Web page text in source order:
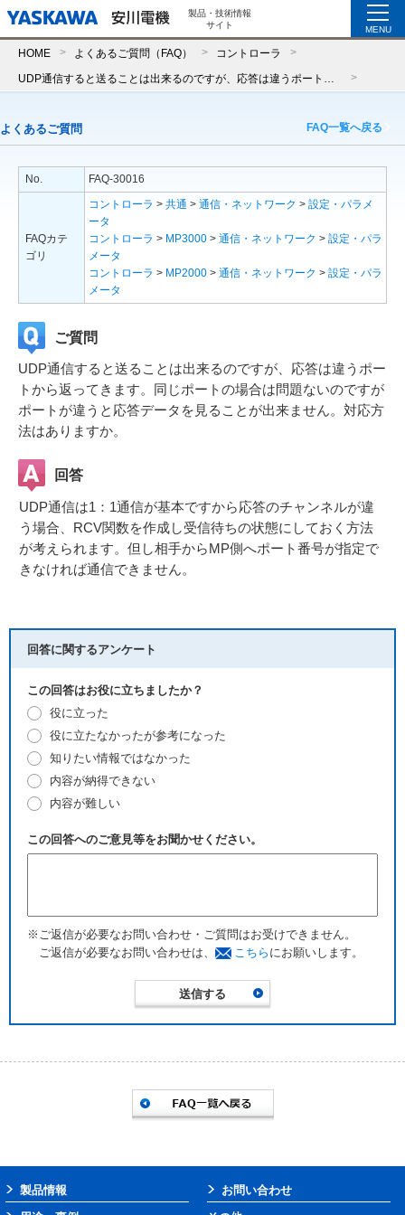
製品・技術情報
サイト
MENU
HOME よくあるご質問（FAQ） コントローラ
よくあるご質問 FAQ一覧へ戻る
No. FAQ-30016
FAQカテ
ゴリ
コントローラ > 共通 > 通信・ネットワーク > 設定・パラメ
ータ
コントローラ > MP3000 > 通信・ネットワーク > 設定・パラ
メータ
コントローラ > MP2000 > 通信・ネットワーク > 設定・パラ
メータ
ご質問
UDP通信すると送ることは出来るのですが、応答は違うポー
トから返ってきます。同じポートの場合は問題ないのですが
ポートが違うと応答データを見ることが出来ません。対応方
法はありますか。
回答
UDP通信は1：1通信が基本ですから応答のチャンネルが違
う場合、RCV関数を作成し受信待ちの状態にしておく方法
が考えられます。但し相手からMP側へポート番号が指定で
きなければ通信できません。
回答に関するアンケート
この回答はお役に立ちましたか？
役に立った
役に立たなかったが参考になった
知りたい情報ではなかった
内容が納得できない
内容が難しい
この回答へのご意見等をお聞かせください。
※ご返信が必要なお問い合わせ・ご質問はお受けできません。
ご返信が必要なお問い合わせは、
こちら にお願いします。
製品情報
お問い合わせ